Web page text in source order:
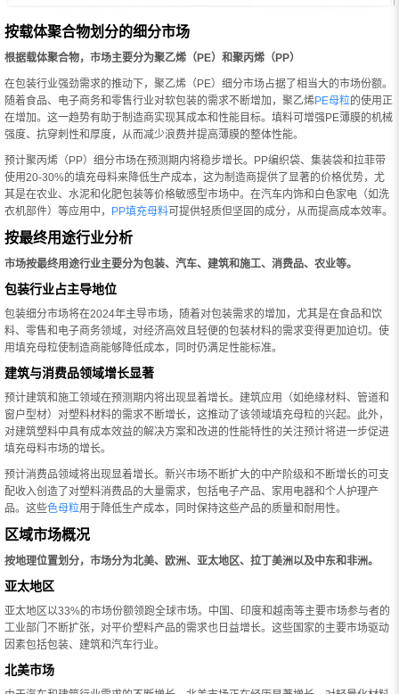
按载体聚合物划分的细分市场
根据载体聚合物，市场主要分为聚乙烯（PE）和聚丙烯（PP）
在包装行业强劲需求的推动下，聚乙烯（PE）细分市场占据了相当大的市场份额。
随着食品、电子商务和零售行业对软包装的需求不断增加，聚乙烯PE母粒的使用正
在增加。这一趋势有助于制造商实现其成本和性能目标。填料可增强PE薄膜的机械
强度、抗穿刺性和厚度，从而减少浪费并提高薄膜的整体性能。
预计聚丙烯（PP）细分市场在预测期内将稳步增长。PP编织袋、集装袋和拉菲带
使用20-30%的填充母料来降低生产成本，这为制造商提供了显著的价格优势，尤
其是在农业、水泥和化肥包装等价格敏感型市场中。在汽车内饰和白色家电（如洗
衣机部件）等应用中，
PP填充母料可提供轻质但坚固的成分，从而提高成本效率。
按最终用途行业分析
市场按最终用途行业主要分为包装、汽车、建筑和施工、消费品、农业等。
包装行业占主导地位
包装细分市场将在2024年主导市场，随着对包装需求的增加，尤其是在食品和饮
料、零售和电子商务领域，对经济高效且轻便的包装材料的需求变得更加迫切。使
用填充母粒使制造商能够降低成本，同时仍满足性能标准。
建筑与消费品领域增长显著
预计建筑和施工领域在预测期内将出现显着增长。建筑应用（如绝缘材料、管道和
窗户型材）对塑料材料的需求不断增长，这推动了该领域填充母粒的兴起。此外，
对建筑塑料中具有成本效益的解决方案和改进的性能特性的关注预计将进一步促进
填充母料市场的增长。
预计消费品领域将出现显着增长。新兴市场不断扩大的中产阶级和不断增长的可支
配收入创造了对塑料消费品的大量需求，包括电子产品、家用电器和个人护理产
品。这些色母粒用于降低生产成本，同时保持这些产品的质量和耐用性。
区域市场概况
按地理位置划分，市场分为北美、欧洲、亚太地区、拉丁美洲以及中东和非洲。
亚太地区
亚太地区以33%的市场份额领跑全球市场。中国、印度和越南等主要市场参与者的
工业部门不断扩张，对平价塑料产品的需求也日益增长。这些国家的主要市场驱动
因素包括包装、建筑和汽车行业。
北美市场